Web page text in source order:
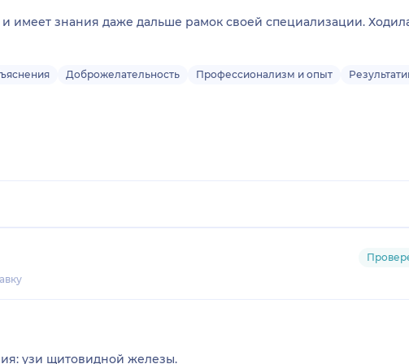
имеет знания даже дальше рамок своей специализации.
Доброжелательность Профессионализм и опыт
узи щитовидной железы.